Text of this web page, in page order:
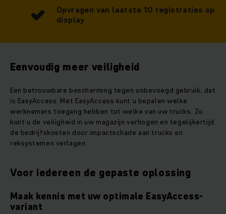
Opvragen van laatste 10 registraties op
display
Eenvoudig meer veiligheid
Een betrouwbare bescherming tegen onbevoegd gebruik, dat
is EasyAccess. Met EasyAccess kunt u bepalen welke
werknemers toegang hebben tot welke van uw trucks. Zo
kunt u de veiligheid in uw magazijn verhogen en tegelijkertijd
de bedrijfskosten door impactschade aan trucks en
reksystemen verlagen.
Voor iedereen de gepaste oplossing
Maak kennis met uw optimale EasyAccess-
variant